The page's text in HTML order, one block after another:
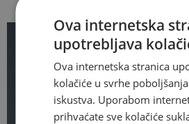
Ova internetska
upotrebljava
Ova internetska stranica
kolačiće u svrhe
iskustva. Uporabom
prihvaćate sve kolačiće